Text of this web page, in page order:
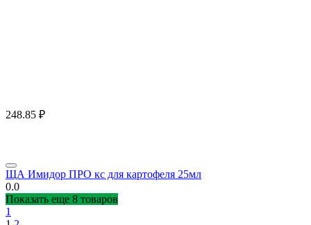
248.85 ₽
ЩА Имидор ПРО кс для картофеля 25мл
0.0
Показать еще 8 товаров
1